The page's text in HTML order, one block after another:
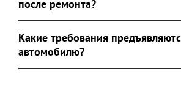
после ремонта?
Какие требования
автомобилю?